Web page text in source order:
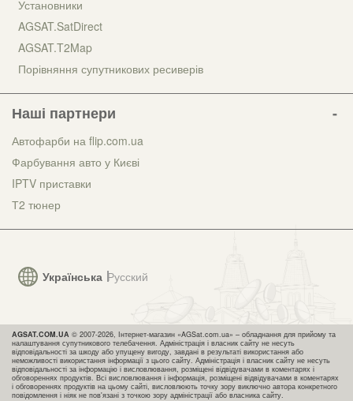
Українська Русский
Установники
AGSAT.SatDirect
AGSAT.T2Map
Порівняння супутникових ресиверів
Наші партнери
Автофарби на flip.com.ua
Фарбування авто у Києві
IPTV приставки
Т2 тюнер
AGSAT.COM.UA © 2007-2026, Інтернет-магазин «AGSat.com.ua» – обладнання для прийому та
налаштування супутникового телебачення. Адміністрація і власник сайту не несуть
відповідальності за шкоду або упущену вигоду, завдані в результаті використання або
неможливості використання інформації з цього сайту. Адміністрація і власник сайту не несуть
відповідальності за інформацію і висловлювання, розміщені відвідувачами в коментарях і
обговореннях продуктів. Всі висловлювання і інформація, розміщені відвідувачами в коментарях
і обговореннях продуктів на цьому сайті, висловлюють точку зору виключно автора конкретного
повідомлення і ніяк не пов'язані з точкою зору адміністрації або власника сайту.